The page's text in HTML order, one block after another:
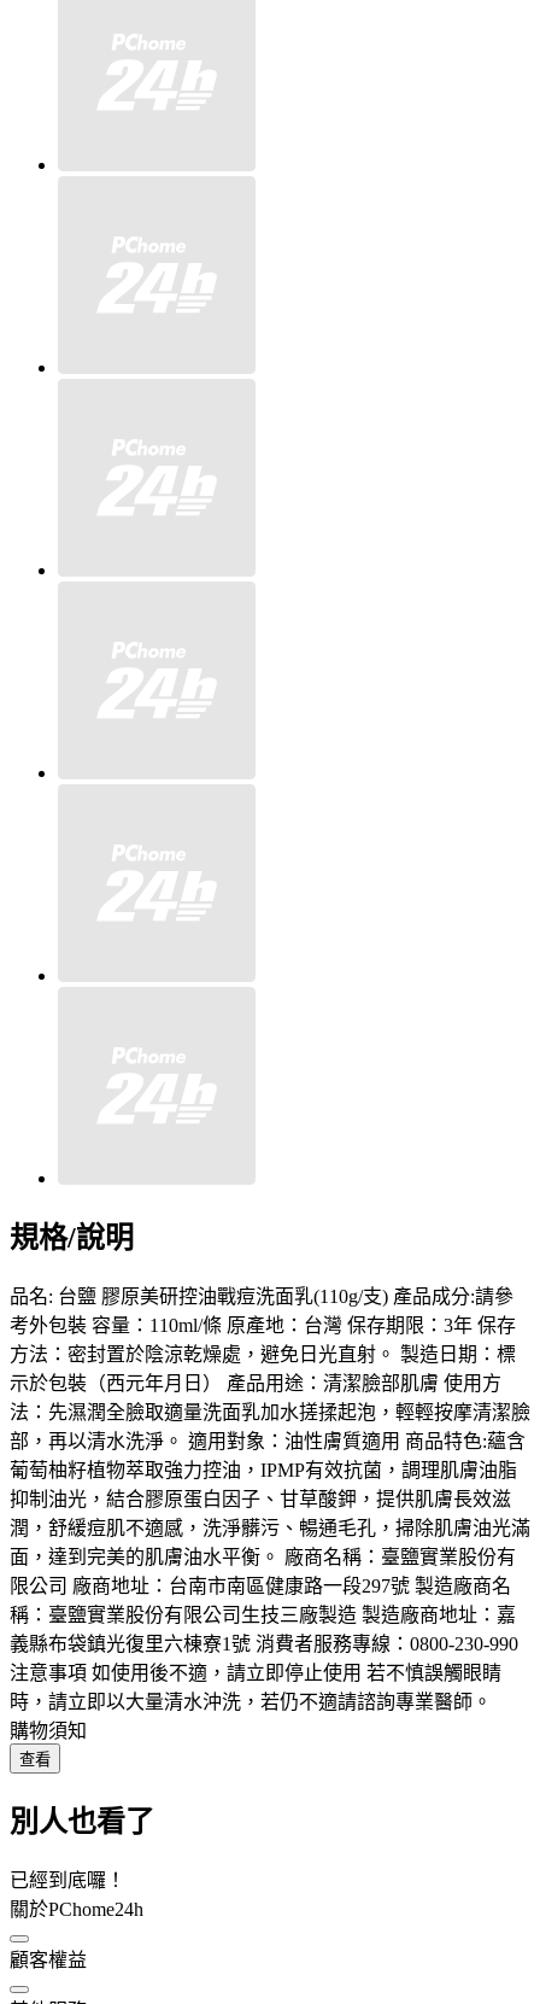
規格/說明
品名: 台鹽 膠原美研控油戰痘洗面乳(110g/支) 產品成分:請參
考外包裝 容量：110ml/條 原產地：台灣 保存期限：3年 保存
方法：密封置於陰涼乾燥處，避免日光直射。 製造日期：標
示於包裝（西元年月日） 產品用途：清潔臉部肌膚 使用方
法：先濕潤全臉取適量洗面乳加水搓揉起泡，輕輕按摩清潔臉
部，再以清水洗淨。 適用對象：油性膚質適用 商品特色:蘊含
葡萄柚籽植物萃取強力控油，IPMP有效抗菌，調理肌膚油脂
抑制油光，結合膠原蛋白因子、甘草酸鉀，提供肌膚長效滋
潤，舒緩痘肌不適感，洗淨髒污、暢通毛孔，掃除肌膚油光滿
面，達到完美的肌膚油水平衡。 廠商名稱：臺鹽實業股份有
限公司 廠商地址：台南市南區健康路一段297號 製造廠商名
稱：臺鹽實業股份有限公司生技三廠製造 製造廠商地址：嘉
義縣布袋鎮光復里六棟寮1號 消費者服務專線：0800-230-990
注意事項 如使用後不適，請立即停止使用 若不慎誤觸眼睛
時，請立即以大量清水沖洗，若仍不適請諮詢專業醫師。
購物須知
查看
別人也看了
已經到底囉！
關於PChome24h
顧客權益